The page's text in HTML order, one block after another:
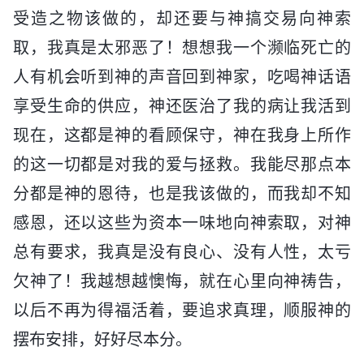
受造之物该做的，却还要与神搞交易向神索
取，我真是太邪恶了！想想我一个濒临死亡的
人有机会听到神的声音回到神家，吃喝神话语
享受生命的供应，神还医治了我的病让我活到
现在，这都是神的看顾保守，神在我身上所作
的这一切都是对我的爱与拯救。我能尽那点本
分都是神的恩待，也是我该做的，而我却不知
感恩，还以这些为资本一味地向神索取，对神
总有要求，我真是没有良心、没有人性，太亏
欠神了！我越想越懊悔，就在心里向神祷告，
以后不再为得福活着，要追求真理，顺服神的
摆布安排，好好尽本分。